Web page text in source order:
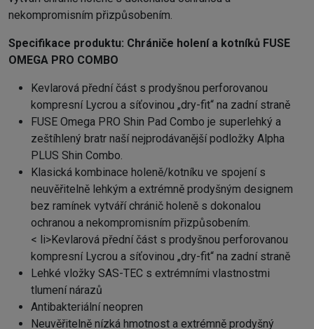
nekompromisním přizpůsobením.
Specifikace produktu: Chrániče holení a kotníků FUSE
OMEGA PRO COMBO
Kevlarová přední část s prodyšnou perforovanou
kompresní Lycrou a síťovinou „dry-fit“ na zadní straně
FUSE Omega PRO Shin Pad Combo je superlehký a
zeštíhlený bratr naší nejprodávanější podložky Alpha
PLUS Shin Combo.
Klasická kombinace holeně/kotníku ve spojení s
neuvěřitelně lehkým a extrémně prodyšným designem
bez ramínek vytváří chránič holeně s dokonalou
ochranou a nekompromisním přizpůsobením.
< li>Kevlarová přední část s prodyšnou perforovanou
kompresní Lycrou a síťovinou „dry-fit“ na zadní straně
Lehké vložky SAS-TEC s extrémními vlastnostmi
tlumení nárazů
Antibakteriální neopren
Neuvěřitelně nízká hmotnost a extrémně prodyšný